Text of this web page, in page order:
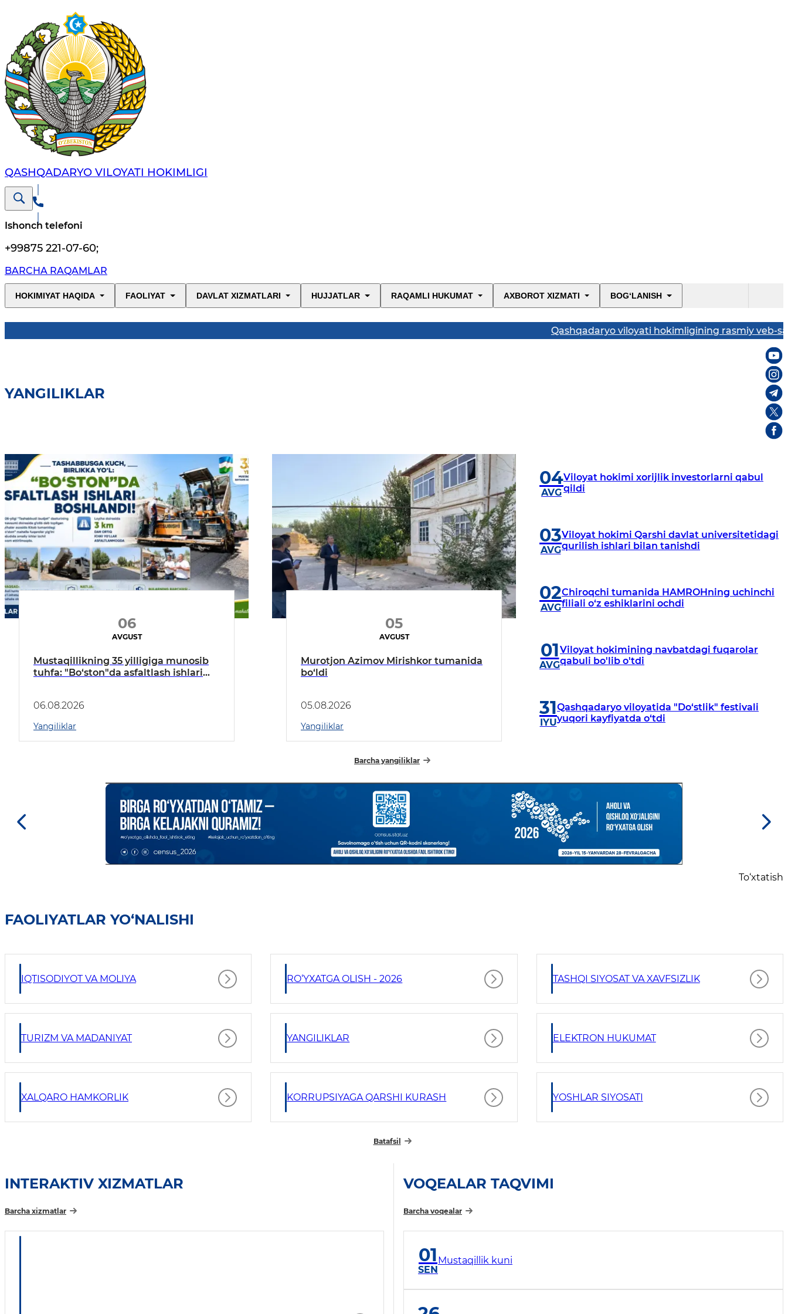
QASHQADARYO VILOYATI HОKIMLIGI
Ishonch telefoni
+99875 221-07-60;
BARCHA RAQAMLAR
HOKIMIYAT HAQIDA FAOLIYAT DAVLAT XIZMATLARI HUJJATLAR RAQAMLI HUKUMAT AXBOROT XIZMATI BOG‘LANISH
Qashqadaryo viloyati hokimligining rasmiy veb-sayti
YANGILIKLAR
06
AVGUST
Mustaqillikning 35 yilligiga munosib
tuhfa: "Bo‘ston"da asfaltlash ishlari
06.08.2026
Yangiliklar
05
AVGUST
Murotjon Azimov Mirishkor tumanida
bo‘ldi
05.08.2026
Yangiliklar
04
AVG
Viloyat hokimi xorijlik investorlarni qabul
qildi
03
AVG
Viloyat hokimi Qarshi davlat universitetidagi
qurilish ishlari bilan tanishdi
02
AVG
Chiroqchi tumanida HAMROHning uchinchi
filiali o‘z eshiklarini ochdi
01
AVG
Viloyat hokimining navbatdagi fuqarolar
qabuli bo'lib o'tdi
31
IYU
Qashqadaryo viloyatida "Do‘stlik" festivali
yuqori kayfiyatda o‘tdi
Barcha yangiliklar
To‘xtatish
FAOLIYATLAR YO‘NALISHI
IQTISODIYOT VA MOLIYA RO‘YXATGA OLISH - 2026 TASHQI SIYOSAT VA XAVFSIZLIK
TURIZM VA MADANIYAT YANGILIKLAR ELEKTRON HUKUMAT
XALQARO HAMKORLIK KORRUPSIYAGA QARSHI KURASH YOSHLAR SIYOSATI
Batafsil
INTERAKTIV XIZMATLAR
Barcha xizmatlar
VOQEALAR TAQVIMI
Barcha voqealar
01
SEN
Mustaqillik kuni